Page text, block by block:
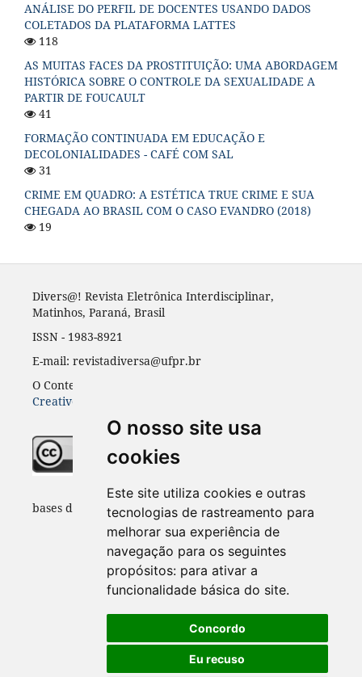
O nosso site usa
cookies
Este site utiliza cookies e outras
tecnologias de rastreamento para
melhorar sua experiência de
navegação para os seguintes
propósitos: para ativar a
funcionalidade básica do site.
Concordo
Eu recuso
ANÁLISE DO PERFIL DE DOCENTES USANDO DADOS
COLETADOS DA PLATAFORMA LATTES
118
AS MUITAS FACES DA PROSTITUIÇÃO: UMA ABORDAGEM
HISTÓRICA SOBRE O CONTROLE DA SEXUALIDADE A
PARTIR DE FOUCAULT
41
FORMAÇÃO CONTINUADA EM EDUCAÇÃO E
DECOLONIALIDADES - CAFÉ COM SAL
31
CRIME EM QUADRO: A ESTÉTICA TRUE CRIME E SUA
CHEGADA AO BRASIL COM O CASO EVANDRO (2018)
19
Divers@! Revista Eletrônica Interdisciplinar,
Matinhos, Paraná, Brasil
ISSN - 1983-8921
E-mail: revistadiversa@ufpr.br
O Conteúdo desta revista está publicado sob a licença
Creative Common Atribuição 4.0
Indexadores e
bases de dados: